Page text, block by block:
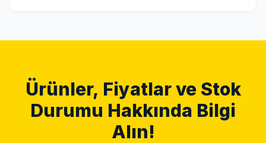
Ürünler, Fiyatlar ve Stok
Durumu Hakkında Bilgi
Alın!